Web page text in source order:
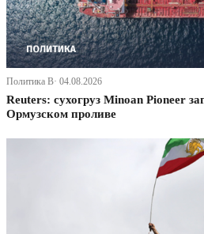
Политика В· 04.08.2026
Reuters: сухогруз Minoan Pioneer
Ормузском проливе